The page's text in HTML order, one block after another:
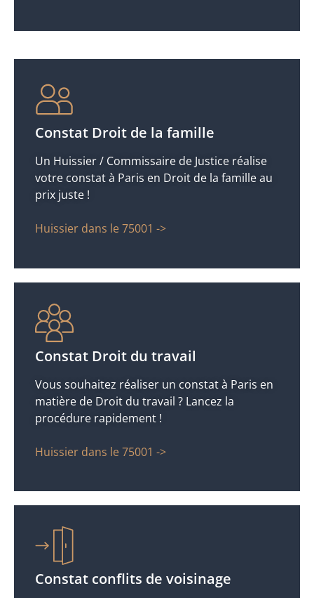
Constat Droit de la famille
Un Huissier / Commissaire de Justice réalise
votre constat à Paris en Droit de la famille au
prix juste !
Huissier dans le 75001 ->
Constat Droit du travail
Vous souhaitez réaliser un constat à Paris en
matière de Droit du travail ? Lancez la
procédure rapidement !
Huissier dans le 75001 ->
Constat conflits de voisinage